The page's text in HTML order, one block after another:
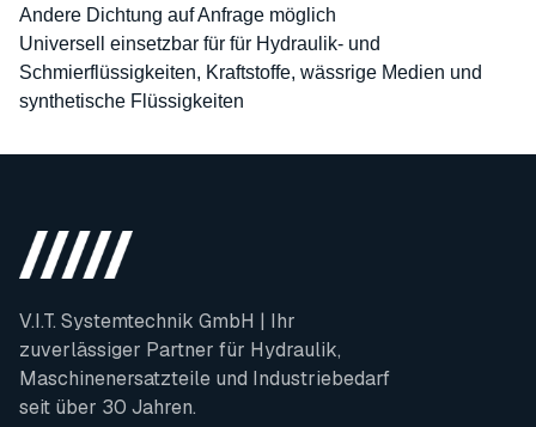
Andere Dichtung auf Anfrage möglich
Universell einsetzbar für für Hydraulik- und
Schmierflüssigkeiten, Kraftstoffe, wässrige Medien und
synthetische Flüssigkeiten
V.I.T. Systemtechnik GmbH | Ihr
zuverlässiger Partner für Hydraulik,
Maschinenersatzteile und Industriebedarf
seit über 30 Jahren.